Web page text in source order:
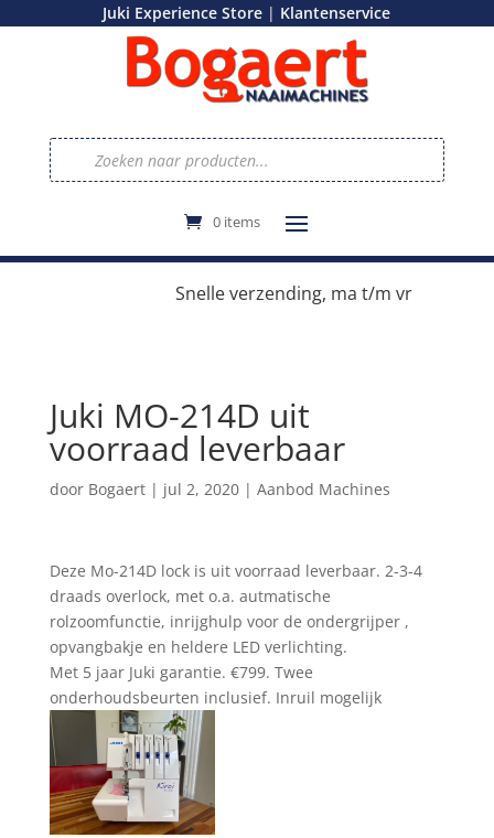
Juki Experience Store | Klantenservice
Producten
zoeken
0 items
Snelle verzending, ma t/m vr
Juki MO-214D uit
voorraad leverbaar
door Bogaert| jul 2, 2020| Aanbod Machines
Deze Mo-214D lock is uit voorraad leverbaar. 2-3-4
draads overlock, met o.a. autmatische
rolzoomfunctie, inrijghulp voor de ondergrijper ,
opvangbakje en heldere LED verlichting.
Met 5 jaar Juki garantie. €799. Twee
onderhoudsbeurten inclusief. Inruil mogelijk